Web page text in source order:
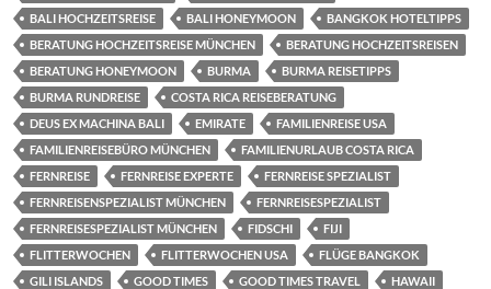
BALI HOCHZEITSREISE
BALI HONEYMOON
BANGKOK HOTELTIPPS
BERATUNG HOCHZEITSREISE MÜNCHEN
BERATUNG HOCHZEITSREISEN
BERATUNG HONEYMOON
BURMA
BURMA REISETIPPS
BURMA RUNDREISE
COSTA RICA REISEBERATUNG
DEUS EX MACHINA BALI
EMIRATE
FAMILIENREISE USA
FAMILIENREISEBÜRO MÜNCHEN
FAMILIENURLAUB COSTA RICA
FERNREISE
FERNREISE EXPERTE
FERNREISE SPEZIALIST
FERNREISENSPEZIALIST MÜNCHEN
FERNREISESPEZIALIST
FERNREISESPEZIALIST MÜNCHEN
FIDSCHI
FIJI
FLITTERWOCHEN
FLITTERWOCHEN USA
FLÜGE BANGKOK
GILI ISLANDS
GOOD TIMES GOOD TIMES TRAVEL
HAWAII